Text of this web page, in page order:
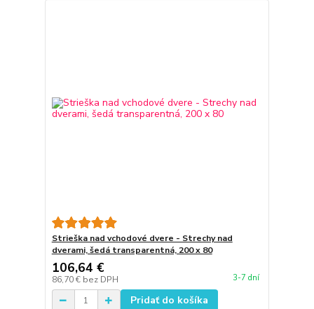
Strieška nad vchodové dvere - Strechy nad
dverami, šedá transparentná, 200 x 80
106,64 €
86,70 € bez DPH 3-7 dní
Pridať do košíka